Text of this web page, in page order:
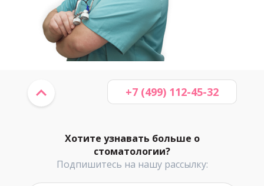
Хотите узнавать больше о
стоматологии?
Подпишитесь на нашу рассылку:
+7 (499) 112-45-32